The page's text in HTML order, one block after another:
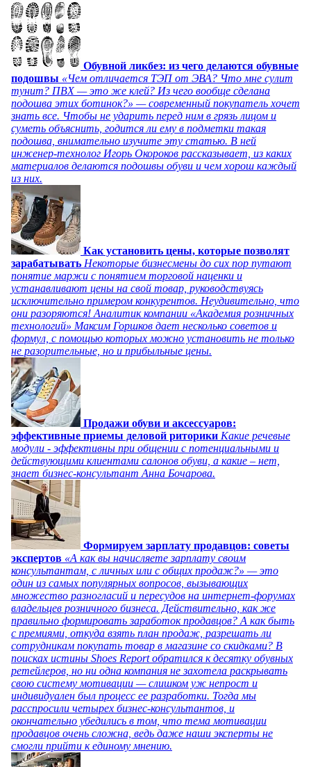
Обувной ликбез: из чего делаются обувные
подошвы «Чем отличается ТЭП от ЭВА? Что мне сулит
тунит? ПВХ — это же клей? Из чего вообще сделана
подошва этих ботинок?» — современный покупатель хочет
знать все. Чтобы не ударить перед ним в грязь лицом и
суметь объяснить, годится ли ему в подметки такая
подошва, внимательно изучите эту статью. В ней
инженер-технолог Игорь Окороков рассказывает, из каких
материалов делаются подошвы обуви и чем хорош каждый
из них.
Как установить цены, которые позволят
зарабатывать Некоторые бизнесмены до сих пор путают
понятие маржи с понятием торговой наценки и
устанавливают цены на свой товар, руководствуясь
исключительно примером конкурентов. Неудивительно, что
они разоряются! Аналитик компании «Академия розничных
технологий» Максим Горшков дает несколько советов и
формул, с помощью которых можно установить не только
не разорительные, но и прибыльные цены.
Продажи обуви и аксессуаров:
эффективные приемы деловой риторики Какие речевые
модули - эффективны при общении с потенциальными и
действующими клиентами салонов обуви, а какие – нет,
знает бизнес-консультант Анна Бочарова.
Формируем зарплату продавцов: советы
экспертов «А как вы начисляете зарплату своим
консультантам, с личных или с общих продаж?» — это
один из самых популярных вопросов, вызывающих
множество разногласий и пересудов на интернет-форумах
владельцев розничного бизнеса. Действительно, как же
правильно формировать заработок продавцов? А как быть
с премиями, откуда взять план продаж, разрешать ли
сотрудникам покупать товар в магазине со скидками? В
поисках истины Shoes Report обратился к десятку обувных
ретейлеров, но ни одна компания не захотела раскрывать
свою систему мотивации — слишком уж непрост и
индивидуален был процесс ее разработки. Тогда мы
расспросили четырех бизнес-консультантов, и
окончательно убедились в том, что тема мотивации
продавцов очень сложна, ведь даже наши эксперты не
смогли прийти к единому мнению.